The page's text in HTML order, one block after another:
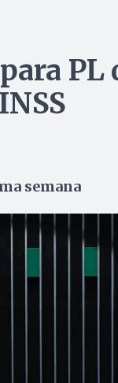
PL
semana